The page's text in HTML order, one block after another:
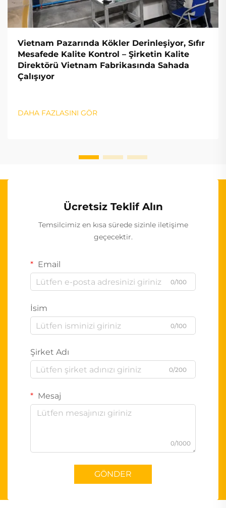
Vietnam Pazarında Kökler Derinleşiyor, Sıfır
Mesafede Kalite Kontrol – Şirketin Kalite
Direktörü Vietnam Fabrikasında Sahada
Çalışıyor
DAHA FAZLASINI GÖR
Ücretsiz Teklif Alın
Temsilcimiz en kısa sürede sizinle iletişime
geçecektir.
Email
0/100
İsim
0/100
Şirket Adı
0/200
Mesaj
0/1000
GÖNDER